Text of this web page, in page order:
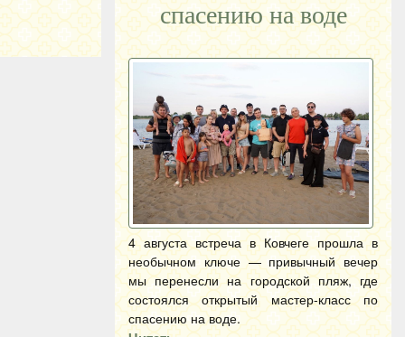
спасению на воде
4 августа встреча в Ковчеге прошла в
необычном ключе — привычный вечер
мы перенесли на городской пляж, где
состоялся открытый мастер-класс по
спасению на воде.